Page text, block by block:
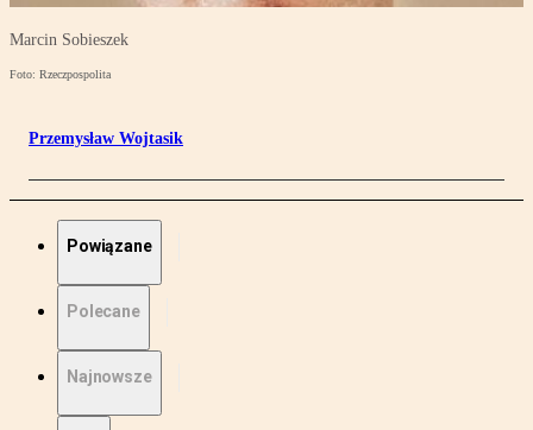
Marcin Sobieszek
Foto: Rzeczpospolita
Przemysław Wojtasik
Powiązane
Polecane
Najnowsze